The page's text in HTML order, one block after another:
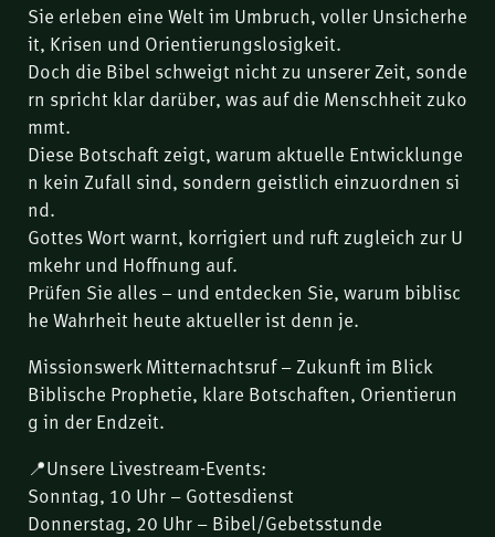
Sie erleben eine Welt im Umbruch, voller Unsicherhe
it, Krisen und Orientierungslosigkeit.
Doch die Bibel schweigt nicht zu unserer Zeit, sonde
rn spricht klar darüber, was auf die Menschheit zuko
mmt.
Diese Botschaft zeigt, warum aktuelle Entwicklunge
n kein Zufall sind, sondern geistlich einzuordnen si
nd.
Gottes Wort warnt, korrigiert und ruft zugleich zur U
mkehr und Hoffnung auf.
Prüfen Sie alles – und entdecken Sie, warum biblisc
he Wahrheit heute aktueller ist denn je.
Missionswerk Mitternachtsruf – Zukunft im Blick
Biblische Prophetie, klare Botschaften, Orientierun
g in der Endzeit.
📍Unsere Livestream-Events:
Sonntag, 10 Uhr – Gottesdienst
Donnerstag, 20 Uhr – Bibel/Gebetsstunde